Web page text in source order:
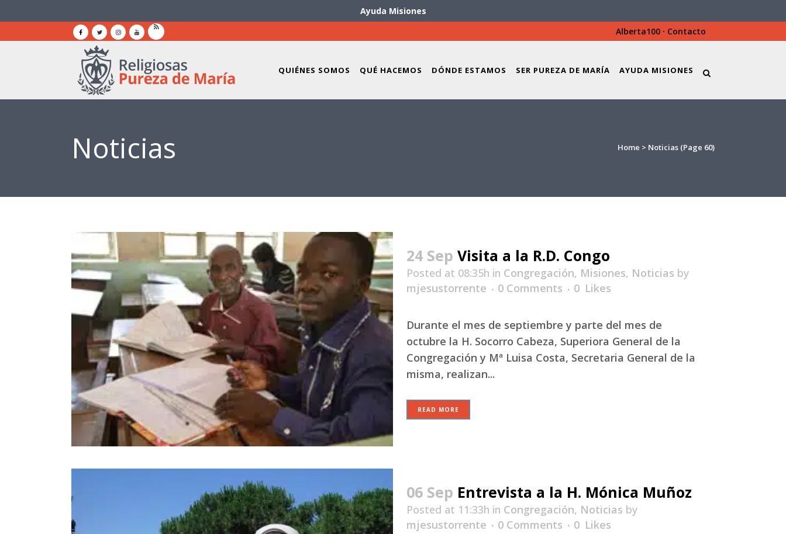
Ayuda Misiones
Alberta100 · Contacto
QUIÉNES SOMOS QUÉ HACEMOS DÓNDE ESTAMOS SER PUREZA DE MARÍA AYUDA MISIONES
Noticias Home > Noticias (Page 60)
24 Sep Visita a la R.D. Congo
Posted at 08:35h in Congregación, Misiones, Noticias by
mjesustorrente
0 Comments 0 Likes
Durante el mes de septiembre y parte del mes de
octubre la H. Socorro Cabeza, Superiora General de la
Congregación y Mª Luisa Costa, Secretaria General de la
misma, realizan...
READ MORE
06 Sep Entrevista a la H. Mónica Muñoz
Posted at 11:33h in Congregación, Noticias by
mjesustorrente
0 Comments 0 Likes